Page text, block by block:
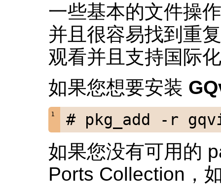
一些基本的文件操
并且很容易找到重
观看并且支持国际
如果您想要安装
# pkg_add -r
如果您没有可用的
Ports Collection，